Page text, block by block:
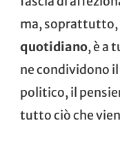
ma, soprattutto,
quotidiano, è a
ne condividono
politico, il
tutto ciò che